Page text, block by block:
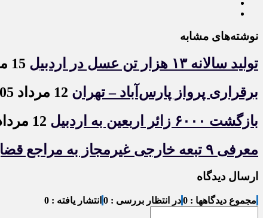
نوشته‌های مشابه
تولید سالانه ۱۳ هزار تن عسل در اردبیل
برقراری پرواز پارس‌آباد – تهران
بازگشت ۶۰۰۰ زائر اربعین به اردبیل
معرفی ۹ تبعه خارجی غیرمجاز به مراجع قضایی در اردبیل
ارسال دیدگاه
مجموع دیدگاهها : 0 در انتظار بررسی : 0 انتشار یافته : 0